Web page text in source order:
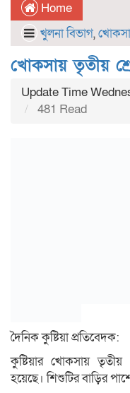
Home
খুলনা বিভাগ,খোকসা
খোকসায় তৃতীয়
Update Time
481 Read
দৈনিক কুষ্টিয়া প্রতিবেদক:
কুষ্টিয়ার খোকসায় তৃতীয়
হয়েছে। শিশুটির বাড়ির